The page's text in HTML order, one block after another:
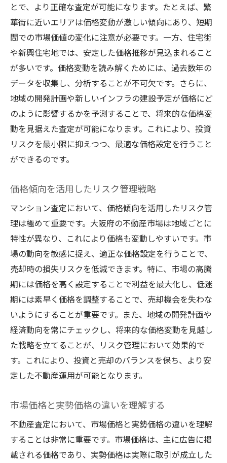
とで、より正確な査定が可能になります。たとえば、繁
華街に近いエリアは価格変動が激しい傾向にあり、短期
間での市場価値の変化に注意が必要です。一方、住宅街
や新興住宅地では、安定した価格推移が見込まれること
が多いです。価格変動を読み解くためには、過去数年の
データを収集し、分析することが不可欠です。さらに、
地域の開発計画や新しいインフラの建設予定が価格にど
のように影響するかを予測することで、将来的な価格変
動を見据えた査定が可能になります。これにより、投資
リスクを最小限に抑えつつ、最適な価格設定を行うこと
ができるのです。
価格傾向を活用したリスク管理戦略
マンション査定において、価格傾向を活用したリスク管
理は極めて重要です。大阪府の不動産市場は地域ごとに
特性が異なり、これにより価格も変動しやすいです。市
場の動向を敏感に捉え、適正な価格設定を行うことで、
売却時の損失リスクを低減できます。特に、市場の高騰
期には価格を高く設定することで利益を最大化し、低迷
期には素早く価格を調整することで、売却機会を失わな
いようにすることが重要です。また、地域の開発計画や
経済動向を常にチェックし、将来的な価格変動を見越し
た戦略を立てることが、リスク管理において効果的で
す。これにより、投資と売却のバランスを保ち、より安
定した不動産運用が可能となります。
市場価格と実勢価格の違いを理解する
不動産査定において、市場価格と実勢価格の違いを理解
することは非常に重要です。市場価格は、主に広告に掲
載される価格であり、実勢価格は実際に取引が成立した